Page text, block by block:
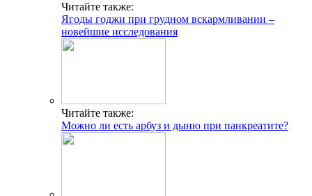
Читайте также:
Ягоды годжи при грудном вскармливании –
новейшие исследования
Читайте также:
Можно ли есть арбуз и дыню при панкреатите?